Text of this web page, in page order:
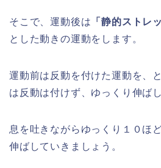
そこで、運動後は 「静的ストレ
とした動きの運動をします。
運動前は反動を付けた運動を、
は反動は付けず、ゆっくり伸ば
息を吐きながらゆっくり１０ほ
伸ばしていきましょう。